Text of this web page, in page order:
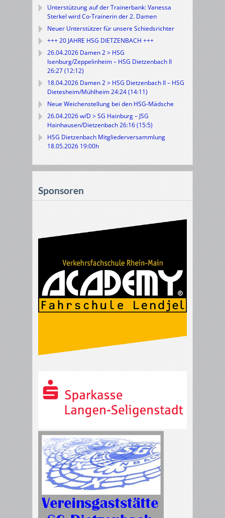
Unterstützung auf der Trainerbank: Vanessa
Sterkel wird Co-Trainerin der 2. Damen
Neuer Unterstützer für unsere Schiedsrichter
+++ 20 JAHRE HSG DIETZENBACH +++
26.04.2026 Damen 2 > HSG
Isenburg/Zeppelinheim – HSG Dietzenbach II
26:27 (12:12)
18.04.2026 Damen 2 > HSG Dietzenbach II – HSG
Dietesheim/Mühlheim 24:24 (14:11)
Neue Weichenstellung bei den HSG-Mädsche
26.04.2026 w/D > SG Hainburg – JSG
Hainhausen/Dietzenbach 26:16 (15:5)
HSG Dietzenbach Mitgliederversammlung
18.05.2026 19:00h
Sponsoren